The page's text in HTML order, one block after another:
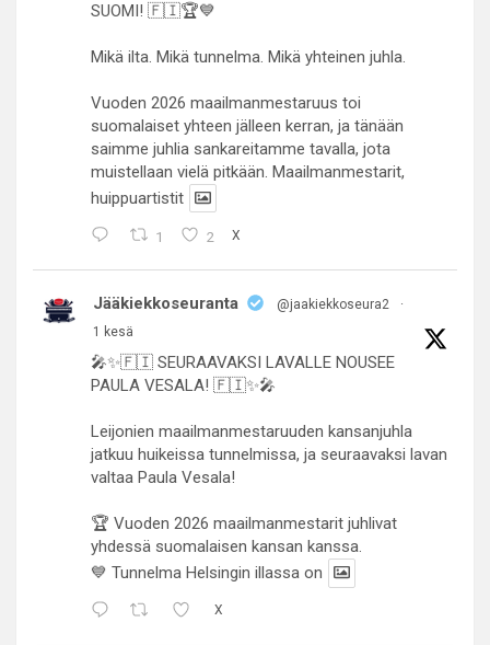
SUOMI! 🇫🇮🏆💙
Mikä ilta. Mikä tunnelma. Mikä yhteinen juhla.
Vuoden 2026 maailmanmestaruus toi
suomalaiset yhteen jälleen kerran, ja tänään
saimme juhlia sankareitamme tavalla, jota
muistellaan vielä pitkään. Maailmanmestarit,
huippuartistit
1 2 X
Jääkiekkoseuranta @jaakiekkoseura2
·
1 kesä
🎤✨🇫🇮 SEURAAVAKSI LAVALLE NOUSEE
PAULA VESALA! 🇫🇮✨🎤
Leijonien maailmanmestaruuden kansanjuhla
jatkuu huikeissa tunnelmissa, ja seuraavaksi lavan
valtaa Paula Vesala!
🏆 Vuoden 2026 maailmanmestarit juhlivat
yhdessä suomalaisen kansan kanssa.
💙 Tunnelma Helsingin illassa on
X